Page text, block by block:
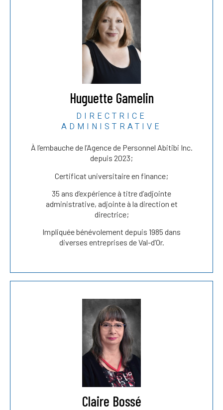
Huguette Gamelin
DIRECTRICE
ADMINISTRATIVE
À l’embauche de l’Agence de Personnel Abitibi Inc.
depuis 2023;
Certificat universitaire en finance;
35 ans d’expérience à titre d’adjointe
administrative, adjointe à la direction et
directrice;
Impliquée bénévolement depuis 1985 dans
diverses entreprises de Val-d’Or.
Claire Bossé